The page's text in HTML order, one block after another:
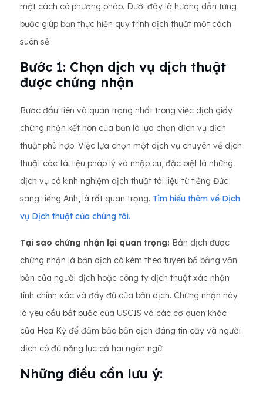
một cách có phương pháp. Dưới đây là hướng dẫn từng
bước giúp bạn thực hiện quy trình dịch thuật một cách
suôn sẻ:
Bước 1: Chọn dịch vụ dịch thuật
được chứng nhận
Bước đầu tiên và quan trọng nhất trong việc dịch giấy
chứng nhận kết hôn của bạn là lựa chọn dịch vụ dịch
thuật phù hợp. Việc lựa chọn một dịch vụ chuyên về dịch
thuật các tài liệu pháp lý và nhập cư, đặc biệt là những
dịch vụ có kinh nghiệm dịch thuật tài liệu từ tiếng Đức
sang tiếng Anh, là rất quan trọng. Tìm hiểu thêm về Dịch
vụ Dịch thuật của chúng tôi.
Tại sao chứng nhận lại quan trọng: Bản dịch được
chứng nhận là bản dịch có kèm theo tuyên bố bằng văn
bản của người dịch hoặc công ty dịch thuật xác nhận
tính chính xác và đầy đủ của bản dịch. Chứng nhận này
là yêu cầu bắt buộc của USCIS và các cơ quan khác
của Hoa Kỳ để đảm bảo bản dịch đáng tin cậy và người
dịch có đủ năng lực cả hai ngôn ngữ.
Những điều cần lưu ý: